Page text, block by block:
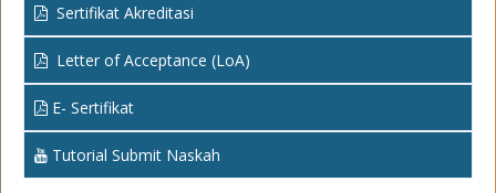
Sertifikat Akreditasi
Letter of Acceptance (LoA)
E- Sertifikat
Tutorial Submit Naskah